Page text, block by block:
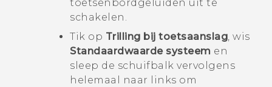
toetsenbordgeluiden uit te
schakelen.
Tik op Trilling bij toetsaanslag, wis
Standaardwaarde systeem en
sleep de schuifbalk vervolgens
helemaal naar links om